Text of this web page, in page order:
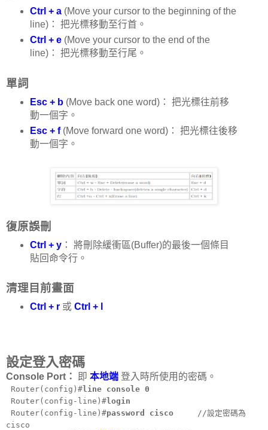
Ctrl + a(Move your cursor to the beginning of the
line)： 把光標移動至行首。
Ctrl + e(Move your cursor to the end of the
line)： 把光標移動至行尾。
單詞
Esc + b(Move back one word)： 把光標往前移
動一個字。
Esc + f(Move forward one word)： 把光標往後移
動一個字。
復原誤刪
Ctrl + y： 將刪除緩衝區(Buffer)的最後一個條目
貼回命令行。
清理目前畫面
Ctrl + r或 Ctrl + l
設定登入密碼
Console Port： 即 本地端 登入時所使用的密碼。
Router(config)#line console 0
Router(config-line)#login
Router(config-line)#password cisco //設定密碼為
cisco